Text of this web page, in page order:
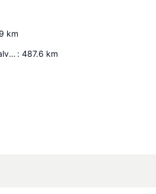
km
Aeropuerto Internacional de El Salvador : 487.6 km